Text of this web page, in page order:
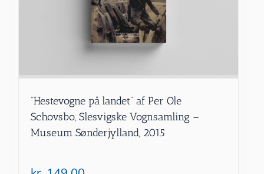
”Hestevogne på landet” af Per Ole
Schovsbo, Slesvigske Vognsamling –
Museum Sønderjylland, 2015